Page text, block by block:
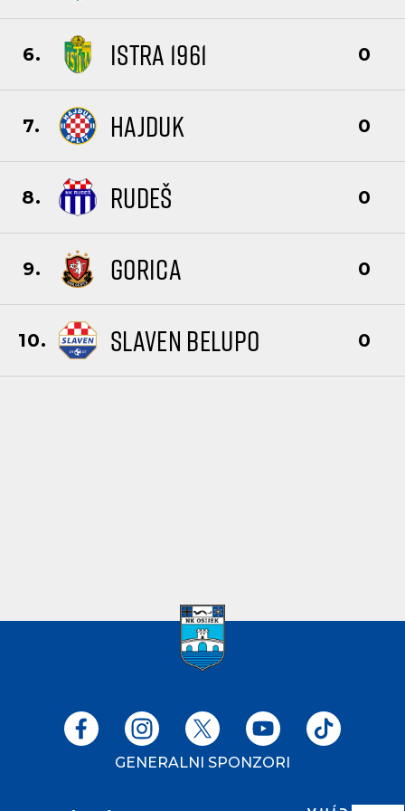
6. ISTRA 1961 0
7. HAJDUK 0
8. RUDEŠ 0
9. GORICA 0
10. SLAVEN BELUPO 0
GENERALNI SPONZORI